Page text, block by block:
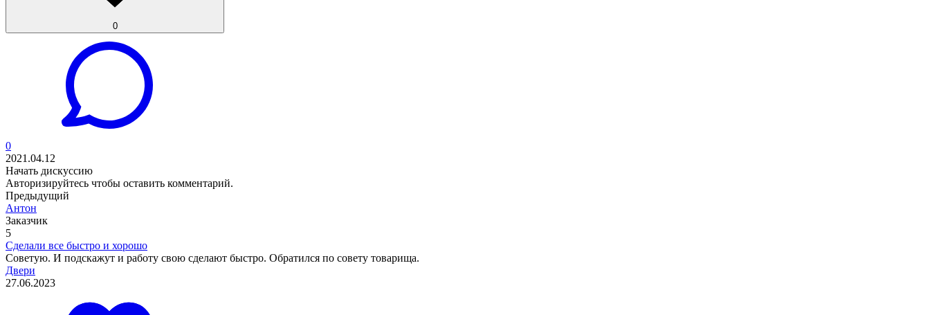
0
0
2021.04.12
Начать дискуссию
Авторизируйтесь чтобы оставить комментарий.
Предыдущий
Антон
Заказчик
5
Сделали все быстро и хорошо
Советую. И подскажут и работу свою сделают быстро. Обратился по совету товарища.
Двери
27.06.2023